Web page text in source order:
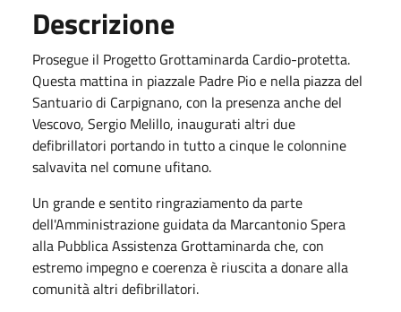
Descrizione
Prosegue il Progetto Grottaminarda Cardio-protetta.
Questa mattina in piazzale Padre Pio e nella piazza del
Santuario di Carpignano, con la presenza anche del
Vescovo, Sergio Melillo, inaugurati altri due
defibrillatori portando in tutto a cinque le colonnine
salvavita nel comune ufitano.
Un grande e sentito ringraziamento da parte
dell'Amministrazione guidata da Marcantonio Spera
alla Pubblica Assistenza Grottaminarda che, con
estremo impegno e coerenza è riuscita a donare alla
comunità altri defibrillatori.